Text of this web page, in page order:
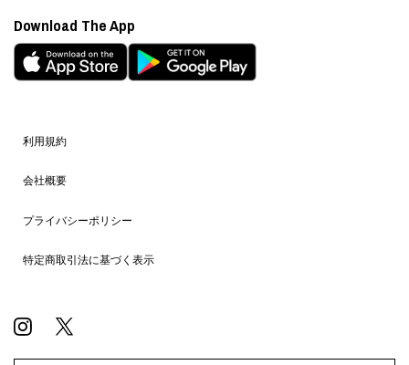
利用規約
会社概要
プライバシーポリシー
特定商取引法に基づく表示
Download The App